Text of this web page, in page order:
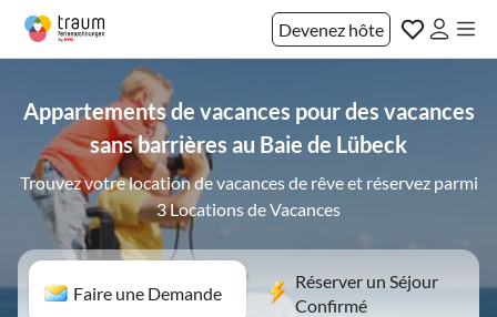
Devenez hôte
Appartements de vacances pour des vacances
sans barrières au Baie de Lübeck
Trouvez votre location de vacances de rêve et réservez parmi
3 Locations de Vacances
Faire une Demande
Réserver un Séjour
Confirmé